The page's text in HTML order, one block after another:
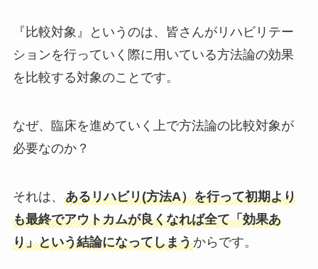
『比較対象』というのは、皆さんがリハビリテー
ションを行っていく際に用いている方法論の効果
を比較する対象のことです。
なぜ、臨床を進めていく上で方法論の比較対象が
必要なのか？
それは、 あるリハビリ(方法A）を行って初期より
も最終でアウトカムが良くなれば全て「効果あ
り」という結論になってしまうからです。